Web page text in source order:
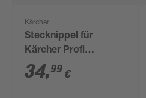
Kärcher
Stecknippel für
Kärcher Profi
Hochdruckreiniger
34,99 €